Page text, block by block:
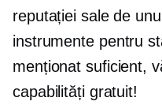
reputației sale de
instrumente pentru
menționat suficient,
capabilități gratuit!